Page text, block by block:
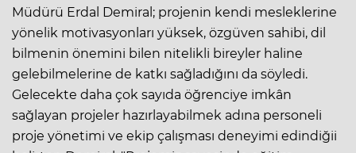
Müdürü Erdal Demiral; projenin kendi mesleklerine
yönelik motivasyonları yüksek, özgüven sahibi, dil
bilmenin önemini bilen nitelikli bireyler haline
gelebilmelerine de katkı sağladığını da söyledi.
Gelecekte daha çok sayıda öğrenciye imkân
sağlayan projeler hazırlayabilmek adına personeli
proje yönetimi ve ekip çalışması deneyimi edindiğii